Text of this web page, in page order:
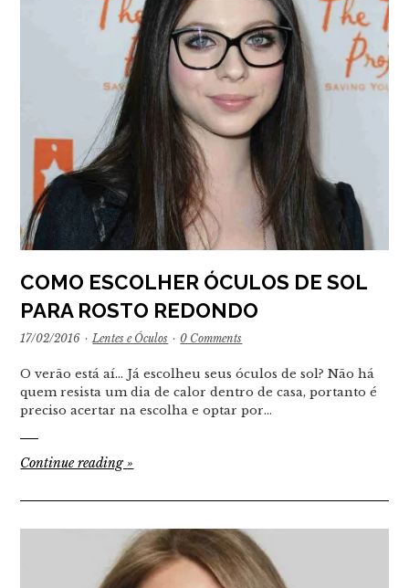
COMO ESCOLHER ÓCULOS DE SOL
PARA ROSTO REDONDO
17/02/2016 · Lentes e Óculos · 0 Comments
O verão está aí... Já escolheu seus óculos de sol? Não há
quem resista um dia de calor dentro de casa, portanto é
preciso acertar na escolha e optar por…
Continue reading»